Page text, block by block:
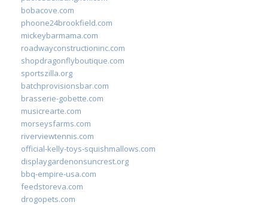
bobacove.com
phoone24brookfield.com
mickeybarmama.com
roadwayconstructioninc.com
shopdragonflyboutique.com
sportszilla.org
batchprovisionsbar.com
brasserie-gobette.com
musicrearte.com
morseysfarms.com
riverviewtennis.com
official-kelly-toys-squishmallows.com
displaygardenonsuncrest.org
bbq-empire-usa.com
feedstoreva.com
drogopets.com